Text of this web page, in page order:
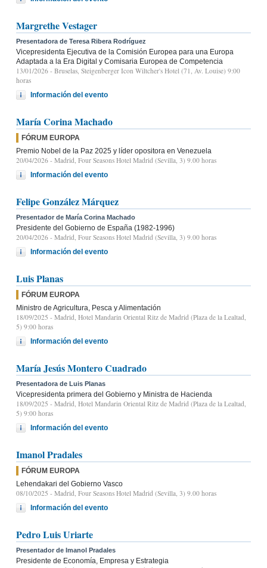
Margrethe Vestager
Presentadora de Teresa Ribera Rodríguez
Vicepresidenta Ejecutiva de la Comisión Europea para una Europa
Adaptada a la Era Digital y Comisaria Europea de Competencia
13/01/2026 - Bruselas, Steigenberger Icon Wiltcher's Hotel (71, Av. Louise) 9:00
horas
Información del evento
María Corina Machado
FÓRUM EUROPA
Premio Nobel de la Paz 2025 y líder opositora en Venezuela
20/04/2026 - Madrid, Four Seasons Hotel Madrid (Sevilla, 3) 9.00 horas
Información del evento
Felipe González Márquez
Presentador de María Corina Machado
Presidente del Gobierno de España (1982-1996)
20/04/2026 - Madrid, Four Seasons Hotel Madrid (Sevilla, 3) 9.00 horas
Información del evento
Luis Planas
FÓRUM EUROPA
Ministro de Agricultura, Pesca y Alimentación
18/09/2025 - Madrid, Hotel Mandarin Oriental Ritz de Madrid (Plaza de la Lealtad,
5) 9:00 horas
Información del evento
María Jesús Montero Cuadrado
Presentadora de Luis Planas
Vicepresidenta primera del Gobierno y Ministra de Hacienda
18/09/2025 - Madrid, Hotel Mandarin Oriental Ritz de Madrid (Plaza de la Lealtad,
5) 9:00 horas
Información del evento
Imanol Pradales
FÓRUM EUROPA
Lehendakari del Gobierno Vasco
08/10/2025 - Madrid, Four Seasons Hotel Madrid (Sevilla, 3) 9.00 horas
Información del evento
Pedro Luis Uriarte
Presentador de Imanol Pradales
Presidente de Economía, Empresa y Estrategia